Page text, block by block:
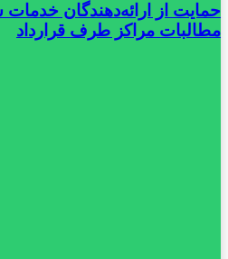
حمایت از ارائه‌دهندگان
مطالبات مراکز طرف قرارداد